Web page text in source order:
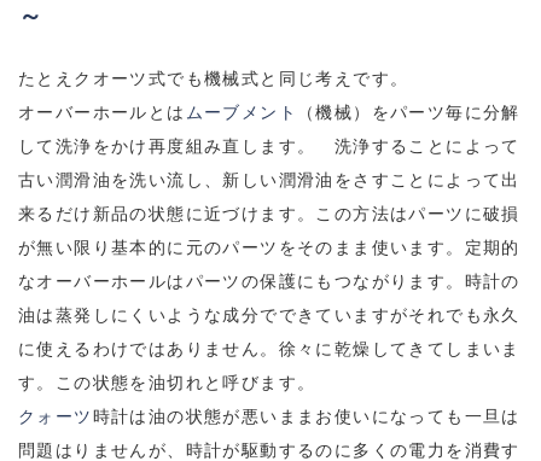
～
たとえクオーツ式でも機械式と同じ考えです。
オーバーホールとは ムーブメント
（機械）をパーツ毎に分解
して洗浄をかけ再度組み直します。 洗浄することによって
古い潤滑油を洗い流し、新しい潤滑油をさすことによって出
来るだけ新品の状態に近づけます。この方法はパーツに破損
が無い限り基本的に元のパーツをそのまま使います。定期的
なオーバーホールはパーツの保護にもつながります。時計の
油は蒸発しにくいような成分でできていますがそれでも永久
に使えるわけではありません。徐々に乾燥してきてしまいま
す。この状態を油切れと呼びます。
クォーツ時計は油の状態が悪いままお使いになっても一旦は
問題はりませんが、時計が駆動するのに多くの電力を消費す